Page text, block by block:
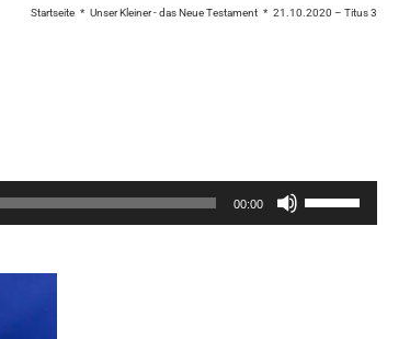
Startseite Unser Kleiner - das Neue Testament 21.10.2020 – Titus 3
00:00